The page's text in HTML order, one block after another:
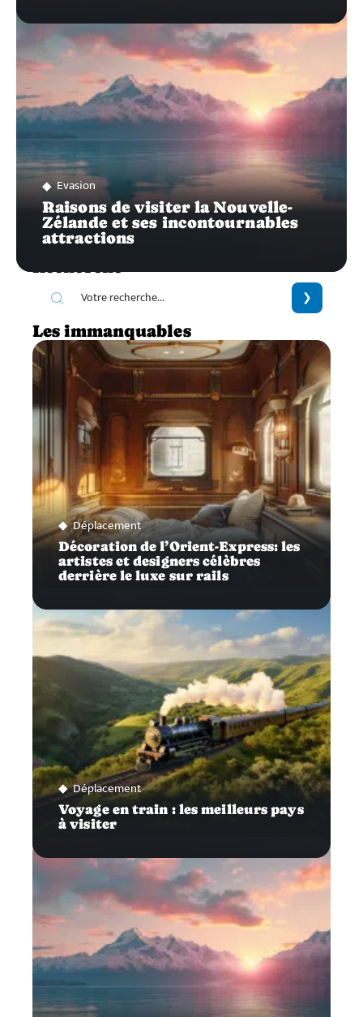
Evasion
Raisons de visiter la Nouvelle-
Zélande et ses incontournables
attractions
Recherche
Les immanquables
Déplacement
Décoration de l’Orient-Express: les
artistes et designers célèbres
derrière le luxe sur rails
Déplacement
Voyage en train : les meilleurs pays
à visiter